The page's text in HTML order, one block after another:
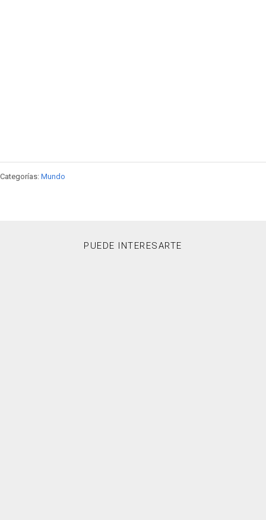
Categorías: Mundo
PUEDE INTERESARTE